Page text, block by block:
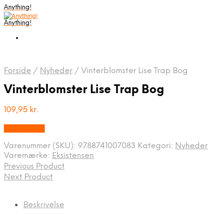
Anything!
Anything!
Forside / Nyheder / Vinterblomster Lise Trap Bog
Vinterblomster Lise Trap Bog
109,95 kr.
Varenummer (SKU): 9788741007083 Kategori: Nyheder
Varemærke: Eksistensen
Previous Product
Next Product
Beskrivelse